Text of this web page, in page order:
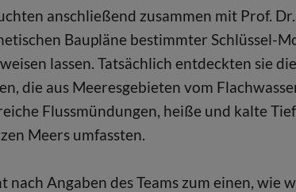
anschließend zusammen mit Prof.
Baupläne bestimmter Schlüssel-
lassen. Tatsächlich entdeckten sie
die aus Meeresgebieten vom
Flussmündungen, heiße und kalte
Meers umfassten.
nach Angaben des Teams zum einen, wie